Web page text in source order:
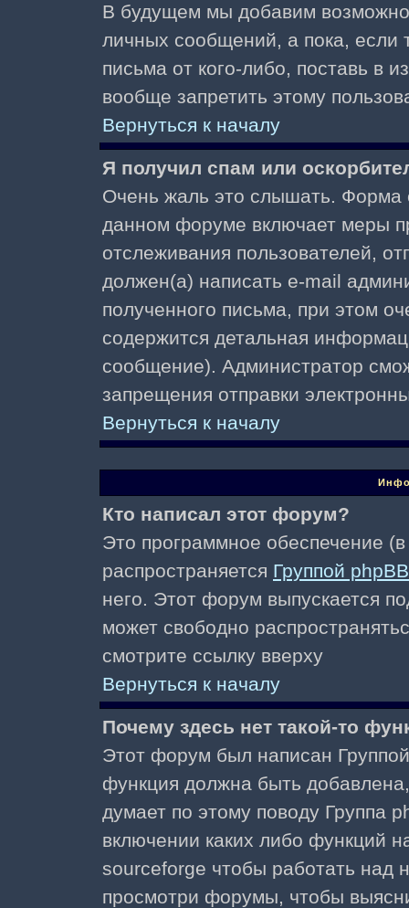
В будущем мы добавим
личных сообщений, а пока, если
письма от кого-либо, поставь в
вообще запретить этому
Вернуться к началу
Я получил спам или
Очень жаль это слышать. Форма
данном форуме включает меры
отслеживания пользователей,
должен(а) написать e-mail
полученного письма, при этом
содержится детальная
сообщение). Администратор
запрещения отправки
Вернуться к началу
Кто написал этот форум?
Это программное обеспечение
распространяется Группой phpBB
него. Этот форум выпускается
может свободно
смотрите ссылку вверху
Вернуться к началу
Почему здесь нет такой-то
Этот форум был написан
функция должна быть
думает по этому поводу Группа
включении каких либо функций
sourceforge чтобы работать над
просмотри форумы, чтобы